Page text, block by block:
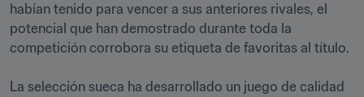
habían tenido para vencer a sus anteriores rivales, el
potencial que han demostrado durante toda la
competición corrobora su etiqueta de favoritas al título.
La selección sueca ha desarrollado un juego de calidad